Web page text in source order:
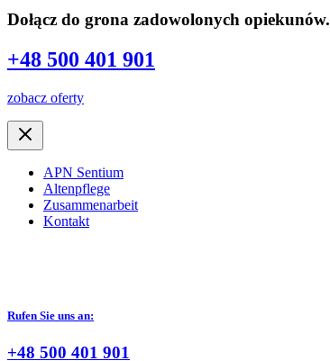
Dołącz do grona zadowolonych opiekunów.
+48 500 401 901
zobacz oferty
APN Sentium
Altenpflege
Zusammenarbeit
Kontakt
Rufen Sie uns an:
+48 500 401 901